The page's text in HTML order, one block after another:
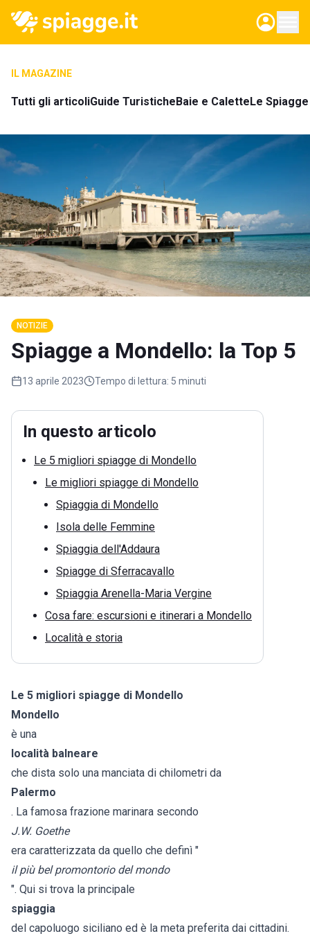
IL MAGAZINE
Tutti gli articoliGuide TuristicheBaie e CaletteLe
NOTIZIE
Spiagge a Mondello: la Top 5
13 aprile 2023 Tempo di lettura: 5 minuti
In questo articolo
Le 5 migliori spiagge di Mondello
Le migliori spiagge di Mondello
Spiaggia di Mondello
Isola delle Femmine
Spiaggia dell'Addaura
Spiagge di Sferracavallo
Spiaggia Arenella-Maria Vergine
Cosa fare: escursioni e itinerari a Mondello
Località e storia
Le 5 migliori spiagge di Mondello
Mondello
è una
località balneare
che dista solo una manciata di chilometri da
Palermo
. La famosa frazione marinara secondo
J.W. Goethe
era caratterizzata da quello che definì "
il più bel promontorio del mondo
". Qui si trova la principale
spiaggia
del capoluogo siciliano ed è la meta preferita dai cittadini.